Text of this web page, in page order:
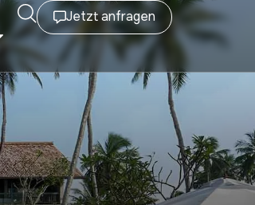
Jetzt anfragen